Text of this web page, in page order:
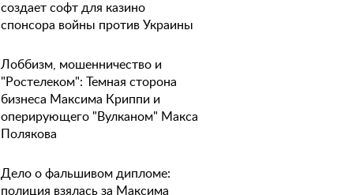
создает софт для казино
спонсора войны против Украины
Лоббизм, мошенничество и
"Ростелеком": Темная сторона
бизнеса Максима Криппи и
оперирующего "Вулканом" Макса
Полякова
Дело о фальшивом дипломе:
полиция взялась за Максима